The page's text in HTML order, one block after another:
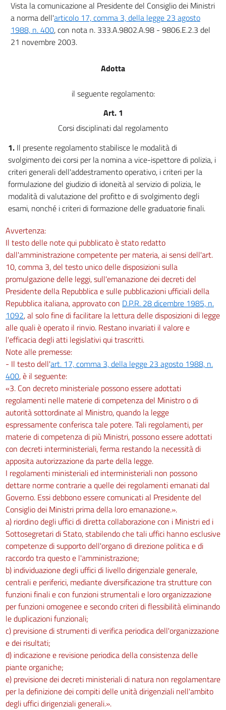
Vista la comunicazione al Presidente del Consiglio dei Ministri
a norma dell'articolo 17, comma 3, della legge 23 agosto
1988, n. 400, con nota n. 333.A.9802.A.98 - 9806.E.2.3 del
21 novembre 2003.
Adotta
il seguente regolamento:
Art. 1
Corsi disciplinati dal regolamento
1. Il presente regolamento stabilisce le modalità di
svolgimento dei corsi per la nomina a vice-ispettore di polizia, i
criteri generali dell'addestramento operativo, i criteri per la
formulazione del giudizio di idoneità al servizio di polizia, le
modalità di valutazione del profitto e di svolgimento degli
esami, nonché i criteri di formazione delle graduatorie finali.
Avvertenza:
Il testo delle note qui pubblicato è stato redatto
dall'amministrazione competente per materia, ai sensi dell'art.
10, comma 3, del testo unico delle disposizioni sulla
promulgazione delle leggi, sull'emanazione dei decreti del
Presidente della Repubblica e sulle pubblicazioni ufficiali della
Repubblica italiana, approvato con D.P.R. 28 dicembre 1985, n.
1092, al solo fine di facilitare la lettura delle disposizioni di legge
alle quali è operato il rinvio. Restano invariati il valore e
l'efficacia degli atti legislativi qui trascritti.
Note alle premesse:
- Il testo dell'art. 17, comma 3, della legge 23 agosto 1988, n.
400, è il seguente:
«3. Con decreto ministeriale possono essere adottati
regolamenti nelle materie di competenza del Ministro o di
autorità sottordinate al Ministro, quando la legge
espressamente conferisca tale potere. Tali regolamenti, per
materie di competenza di più Ministri, possono essere adottati
con decreti interministeriali, ferma restando la necessità di
apposita autorizzazione da parte della legge.
I regolamenti ministeriali ed interministeriali non possono
dettare norme contrarie a quelle dei regolamenti emanati dal
Governo. Essi debbono essere comunicati al Presidente del
Consiglio dei Ministri prima della loro emanazione.».
a) riordino degli uffici di diretta collaborazione con i Ministri ed i
Sottosegretari di Stato, stabilendo che tali uffici hanno esclusive
competenze di supporto dell'organo di direzione politica e di
raccordo tra questo e l'amministrazione;
b) individuazione degli uffici di livello dirigenziale generale,
centrali e periferici, mediante diversificazione tra strutture con
funzioni finali e con funzioni strumentali e loro organizzazione
per funzioni omogenee e secondo criteri di flessibilità eliminando
le duplicazioni funzionali;
c) previsione di strumenti di verifica periodica dell'organizzazione
e dei risultati;
d) indicazione e revisione periodica della consistenza delle
piante organiche;
e) previsione dei decreti ministeriali di natura non regolamentare
per la definizione dei compiti delle unità dirigenziali nell'ambito
degli uffici dirigenziali generali.».